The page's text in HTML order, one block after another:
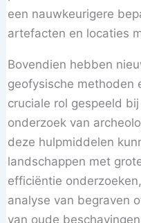
een nauwkeurigere
artefacten en locaties
Bovendien hebben
geofysische methoden
cruciale rol gespeeld
onderzoek van
deze hulpmiddelen
landschappen met
efficiëntie
analyse van begraven
van oude